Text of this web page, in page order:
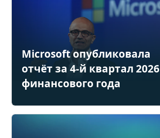
Microsoft опубликовала
отчёт за 4-й квартал 2026
финансового года